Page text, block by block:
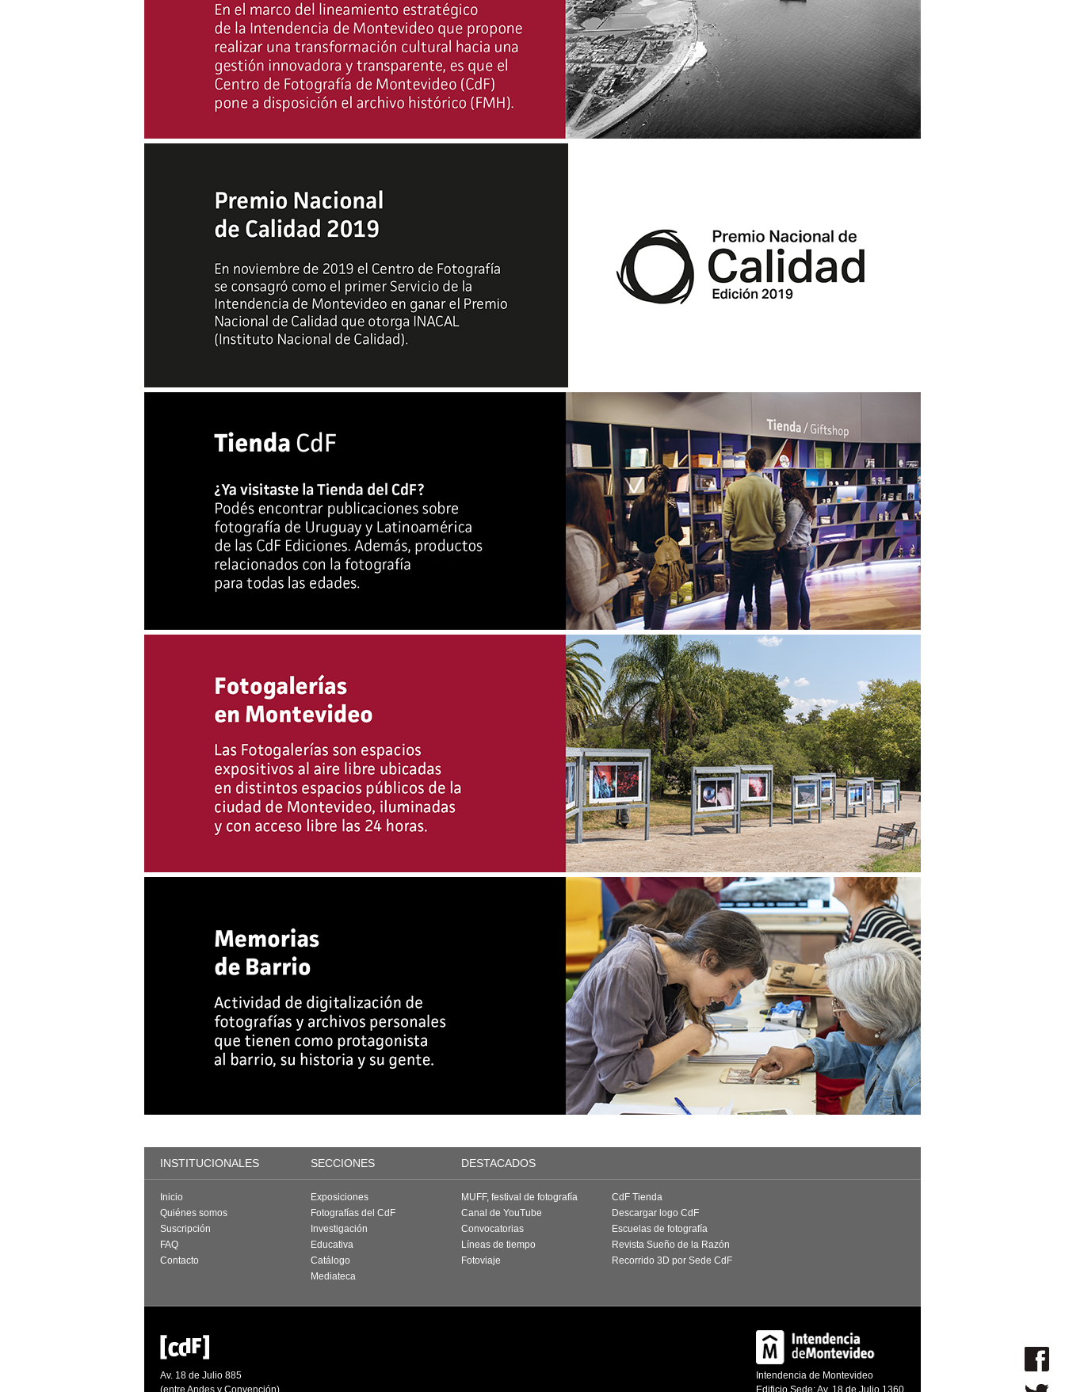
INSTITUCIONALES SECCIONES DESTACADOS
Inicio
Quiénes somos
Suscripción
FAQ
Contacto
Exposiciones
Fotografías del CdF
Investigación
Educativa
Catálogo
Mediateca
MUFF, festival de fotografía
Canal de YouTube
Convocatorias
Líneas de tiempo
Fotoviaje
CdF Tienda
Descargar logo CdF
Escuelas de fotografía
Revista Sueño de la Razón
Recorrido 3D por Sede CdF
Av. 18 de Julio 885
(entre Andes y Convención)
Intendencia de Montevideo
Edificio Sede: Av. 18 de Julio 1360